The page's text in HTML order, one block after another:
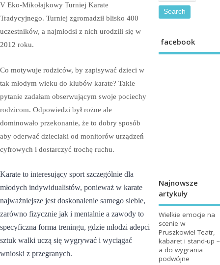
V Eko-Mikołajkowy Turniej Karate
Tradycyjnego. Turniej zgromadził blisko 400
uczestników, a najmłodsi z nich urodzili się w
2012 roku.
Co motywuje rodziców, by zapisywać dzieci w
tak młodym wieku do klubów karate? Takie
pytanie zadałam obserwującym swoje pociechy
rodzicom. Odpowiedzi był rożne ale
dominowało przekonanie, że to dobry sposób
aby oderwać dzieciaki od monitorów urządzeń
cyfrowych i dostarczyć trochę ruchu.
Karate to interesujący sport szczególnie dla
młodych indywidualistów, ponieważ w karate
najważniejsze jest doskonalenie samego siebie,
zarówno fizycznie jak i mentalnie a zawody to
specyficzna forma treningu, gdzie młodzi adepci
sztuk walki uczą się wygrywać i wyciągać
wnioski z przegranych.
facebook
Najnowsze
artykuły
Wielkie emocje na
scenie w
Pruszkowie! Teatr,
kabaret i stand-up –
a do wygrania
podwójne